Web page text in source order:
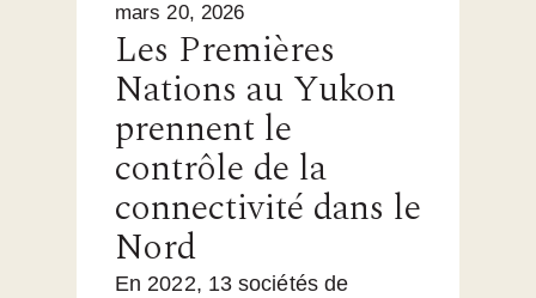
mars 20, 2026
Les Premières
Nations au Yukon
prennent le
contrôle de la
connectivité dans le
Nord
En 2022, 13 sociétés de